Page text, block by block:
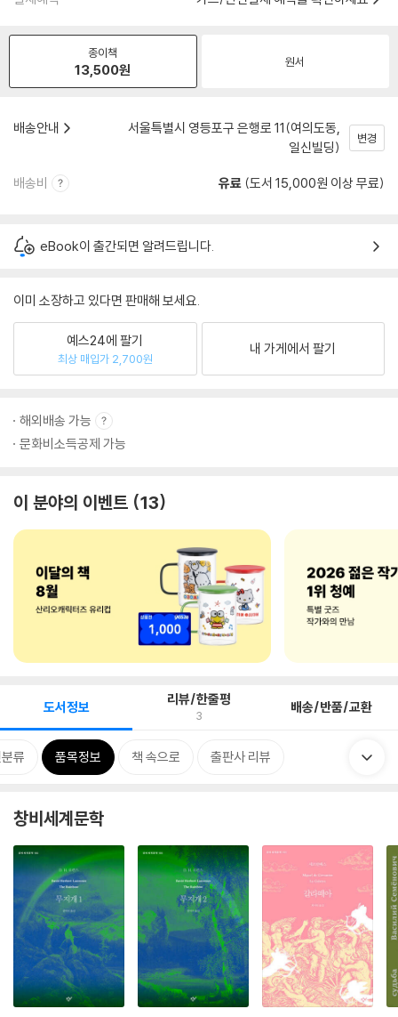
종이책
13,500원 원서
배송안내
서울특별시 영등포구 은행로 11(여의도동,
일신빌딩)
변경
배송비 유료 (도서 15,000원 이상 무료)
eBook이 출간되면 알려드립니다.
이미 소장하고 있다면 판매해 보세요.
예스24에 팔기
최상 매입가 2,700원
내 가게에서 팔기
해외배송 가능
문화비소득공제 가능
이 분야의 이벤트 13
도서정보 리뷰/한줄평
3 배송/반품/교환
류 품목정보 책 속으로 출판사 리뷰
창비세계문학